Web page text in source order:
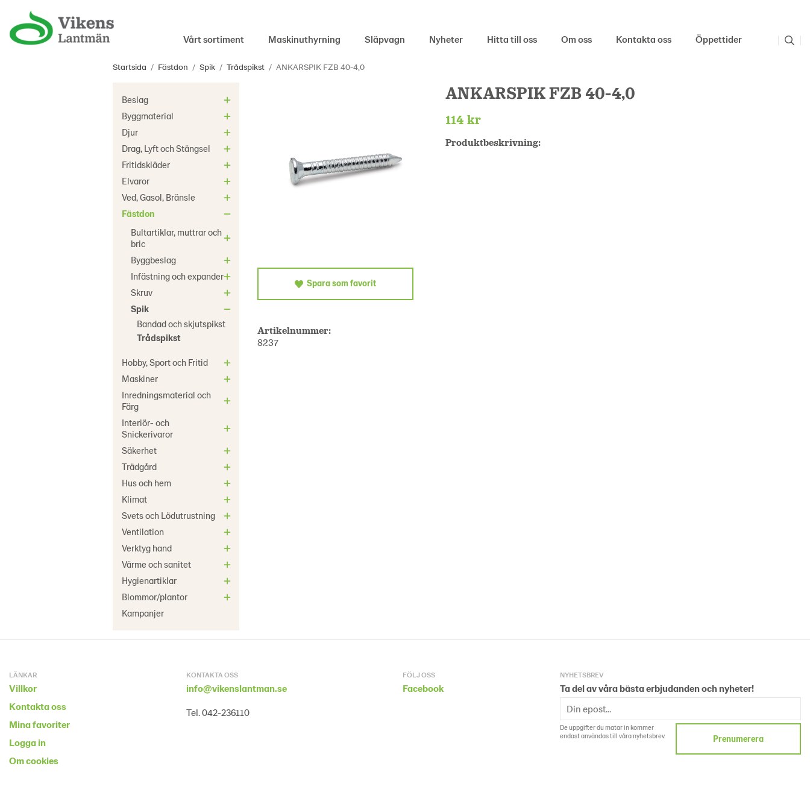
Vårt sortiment Maskinuthyrning Släpvagn Nyheter Hitta till oss Om oss Kontakta oss Öppettider
Startsida / Fästdon / Spik / Trådspikst / ANKARSPIK FZB 40-4,0
Beslag
Byggmaterial
Djur
Drag, Lyft och Stängsel
Fritidskläder
Elvaror
Ved, Gasol, Bränsle
Fästdon
Bultartiklar, muttrar och
bric
Byggbeslag
Infästning och expander
Skruv
Spik
Bandad och skjutspikst
Trådspikst
Hobby, Sport och Fritid
Maskiner
Inredningsmaterial och
Färg
Interiör- och
Snickerivaror
Säkerhet
Trädgård
Hus och hem
Klimat
Svets och Lödutrustning
Ventilation
Verktyg hand
Värme och sanitet
Hygienartiklar
Blommor/plantor
Kampanjer
ANKARSPIK FZB 40-4,0
114 kr
Produktbeskrivning:
Spara som favorit
Artikelnummer:
8237
LÄNKAR
Villkor
Kontakta oss
Mina favoriter
Logga in
Om cookies
KONTAKTA OSS
info@vikenslantman.se
Tel. 042-236110
FÖLJ OSS
Facebook
NYHETSBREV
Ta del av våra bästa erbjudanden och nyheter!
De uppgifter du matar in kommer
endast användas till våra nyhetsbrev.
Prenumerera